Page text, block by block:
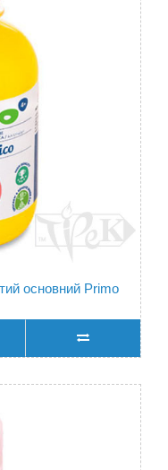
основний Primo